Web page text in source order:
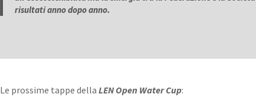
risultati anno dopo anno.
Le prossime tappe dellaLEN Open Water Cup: